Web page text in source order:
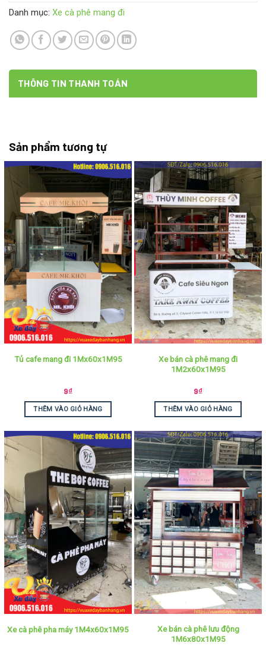
Danh mục: Xe cà phê mang đi
THÔNG TIN THANH TOÁN
Sản phẩm tương tự
Tủ cafe mang đi 1Mx60x1M95
9₫
THÊM VÀO GIỎ HÀNG
Xe bán cà phê mang đi
1M2x60x1M95
9₫
THÊM VÀO GIỎ HÀNG
Xe cà phê pha máy 1M4x60x1M95
Xe bán cà phê lưu động
1M6x80x1M95